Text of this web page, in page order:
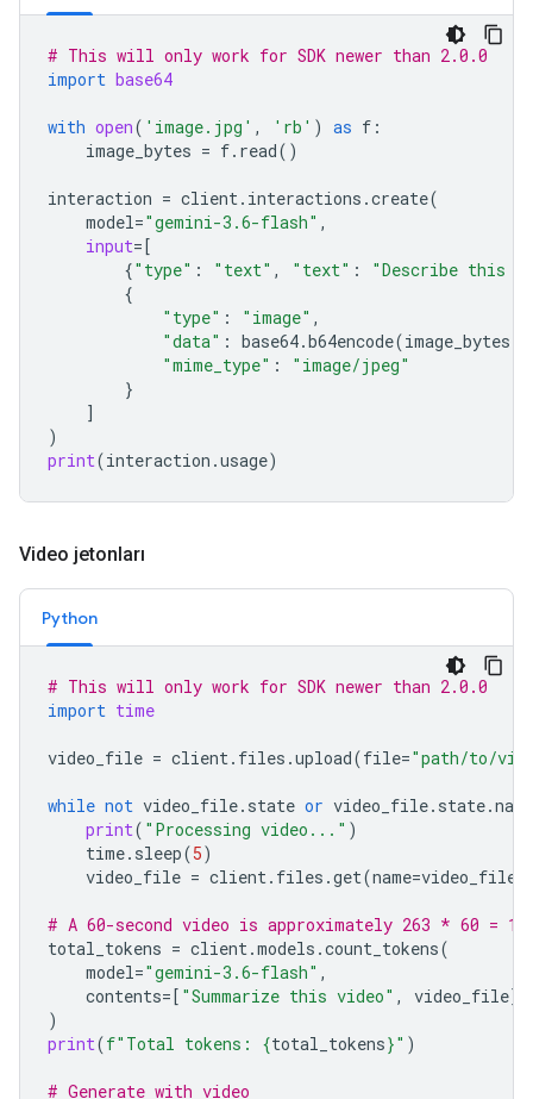
# This will only work for SDK newer than 2.0.0
import base64
with open( 'image.jpg' , 'rb' ) as f :
image_bytes = f. read()
interaction = client. interactions .create(
model="gemini-3.6-flash" ,
input=[
{"type" : "text" , "text" :
"Describe this
{
"type" : "image" ,
"data" : base64.b64encode(image_bytes
"mime_type" :
"image/jpeg"
}
]
)
print(interaction .usage)
Video jetonları
Python
# This will only work for SDK newer than 2.0.0
import time
video_file = client. files .upload(file="path/to/
while not video_file. state or video_file. state.name
print( "Processing video..." )
time. sleep(5)
video_file = client. files .get(name=video_file
# A 60-second video is approximately 263 * 60 =
total_tokens = client.models .count_tokens(
model="gemini-3.6-flash" ,
contents=[ "Summarize this video" , video_file]
)
print(f"Total tokens: {total_tokens}" )
# Generate with video